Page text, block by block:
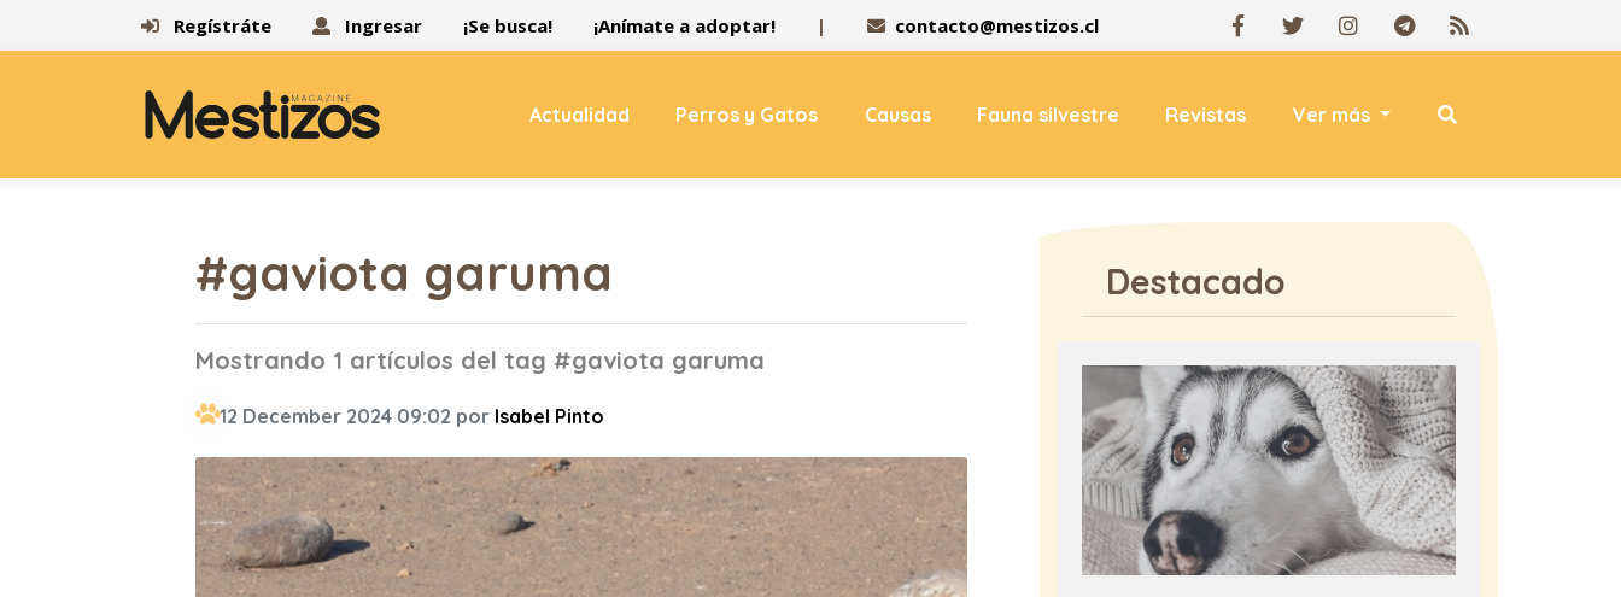
Regístráte Ingresar ¡Se busca! ¡Anímate a adoptar! | contacto@mestizos.cl
Actualidad Perros y Gatos Causas Fauna silvestre Revistas Ver más
#gaviota garuma
Mostrando 1 artículos del tag #gaviota garuma
12 December 2024 09:02 por Isabel Pinto
Destacado